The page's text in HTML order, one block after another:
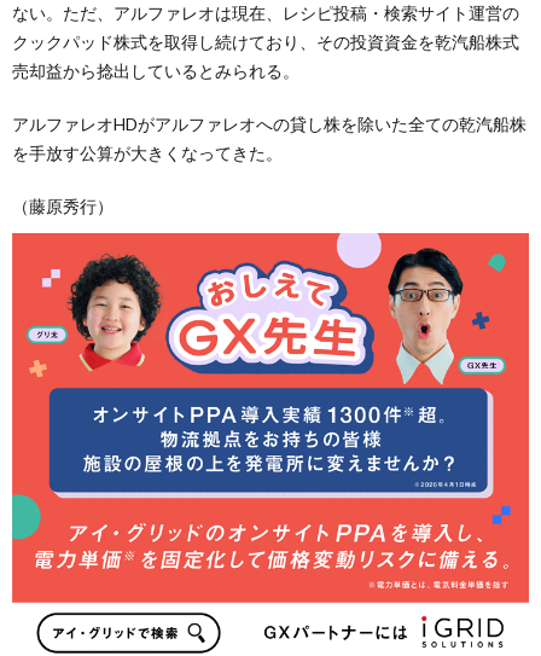
ない。ただ、アルファレオは現在、レシピ投稿・検索サイト運営の
クックパッド株式を取得し続けており、その投資資金を乾汽船株式
売却益から捻出しているとみられる。
アルファレオHDがアルファレオへの貸し株を除いた全ての乾汽船株
を手放す公算が大きくなってきた。
（藤原秀行）